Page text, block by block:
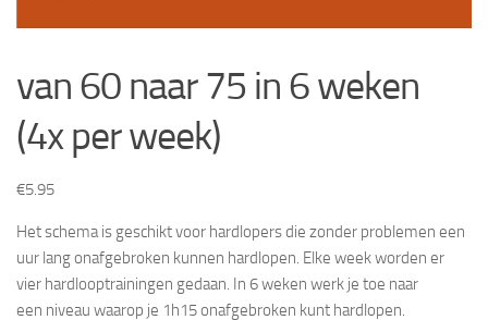
van 60 naar 75 in 6 weken
(4x per week)
€5.95
Het schema is geschikt voor hardlopers die zonder problemen een
uur lang onafgebroken kunnen hardlopen. Elke week worden er
vier hardlooptrainingen gedaan. In 6 weken werk je toe naar
een niveau waarop je 1h15 onafgebroken kunt hardlopen.